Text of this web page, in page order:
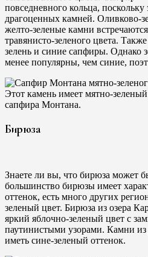
повседневного кольца,
драгоценных камней. Оливково-
желто-зеленые камни
травянисто-зеленого цвета.
зелень и синие сапфиры. Однако
менее популярны, чем синие,
Этот камень имеет мятно-
сапфира Монтана.
Бирюза
Знаете ли вы, что бирюза может
большинство бирюзы имеет
оттенок, есть много других
зеленый цвет. Бирюза из озера
яркий яблочно-зеленый цвет с
паутинистыми узорами. Камни из
иметь сине-зеленый оттенок.